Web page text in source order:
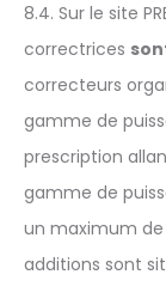
8.4. Sur le site
correctrices
correcteurs
gamme de
prescription
gamme de
un maximum de
additions sont